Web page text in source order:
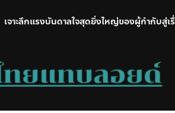
เจาะลึกแรงบันดาลใจสุดยิ่งใหญ่ของผู้กำกับสู่